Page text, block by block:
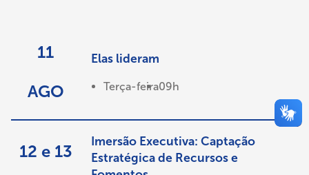
11
AGO
Elas lideram
Terça-feira09h
12 e 13
Imersão Executiva: Captação
Estratégica de Recursos e